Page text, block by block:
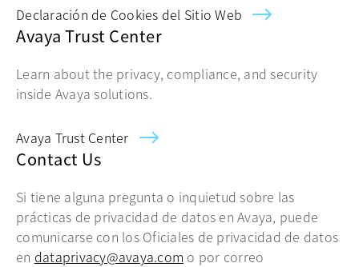
Declaración de Cookies del Sitio Web
Avaya Trust Center
Learn about the privacy, compliance, and security
inside Avaya solutions.
Avaya Trust Center
Contact Us
Si tiene alguna pregunta o inquietud sobre las
prácticas de privacidad de datos en Avaya, puede
comunicarse con los Oficiales de privacidad de datos
en dataprivacy@avaya.com o por correo